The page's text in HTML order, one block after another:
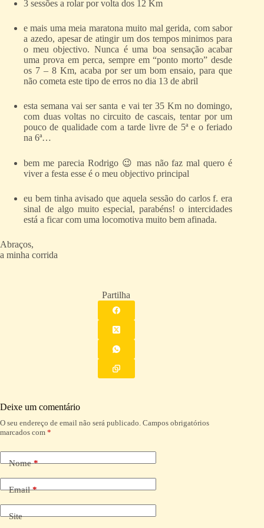
3 sessões a rolar por volta dos 12 Km
e mais uma meia maratona muito mal gerida, com sabor
a azedo, apesar de atingir um dos tempos minimos para
o meu objectivo. Nunca é uma boa sensação acabar
uma prova em perca, sempre em “ponto morto” desde
os 7 – 8 Km, acaba por ser um bom ensaio, para que
não cometa este tipo de erros no dia 13 de abril
esta semana vai ser santa e vai ter 35 Km no domingo,
com duas voltas no circuito de cascais, tentar por um
pouco de qualidade com a tarde livre de 5ª e o feriado
na 6ª…
bem me parecia Rodrigo 😉 mas não faz mal quero é
viver a festa esse é o meu objectivo principal
eu bem tinha avisado que aquela sessão do carlos f. era
sinal de algo muito especial, parabéns! o intercidades
está a ficar com uma locomotiva muito bem afinada.
Abraços,
a minha corrida
Partilha
Deixe um comentário
O seu endereço de email não será publicado. Campos obrigatórios
marcados com *
Nome*
Email*
Site
A
l
r
n
v